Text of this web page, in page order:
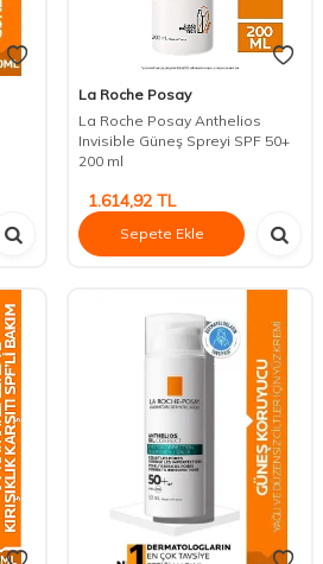
La Roche Posay
La Roche Posay Anthelios
Invisible Güneş Spreyi SPF 50+
200 ml
1.614,92 TL
Sepete Ekle